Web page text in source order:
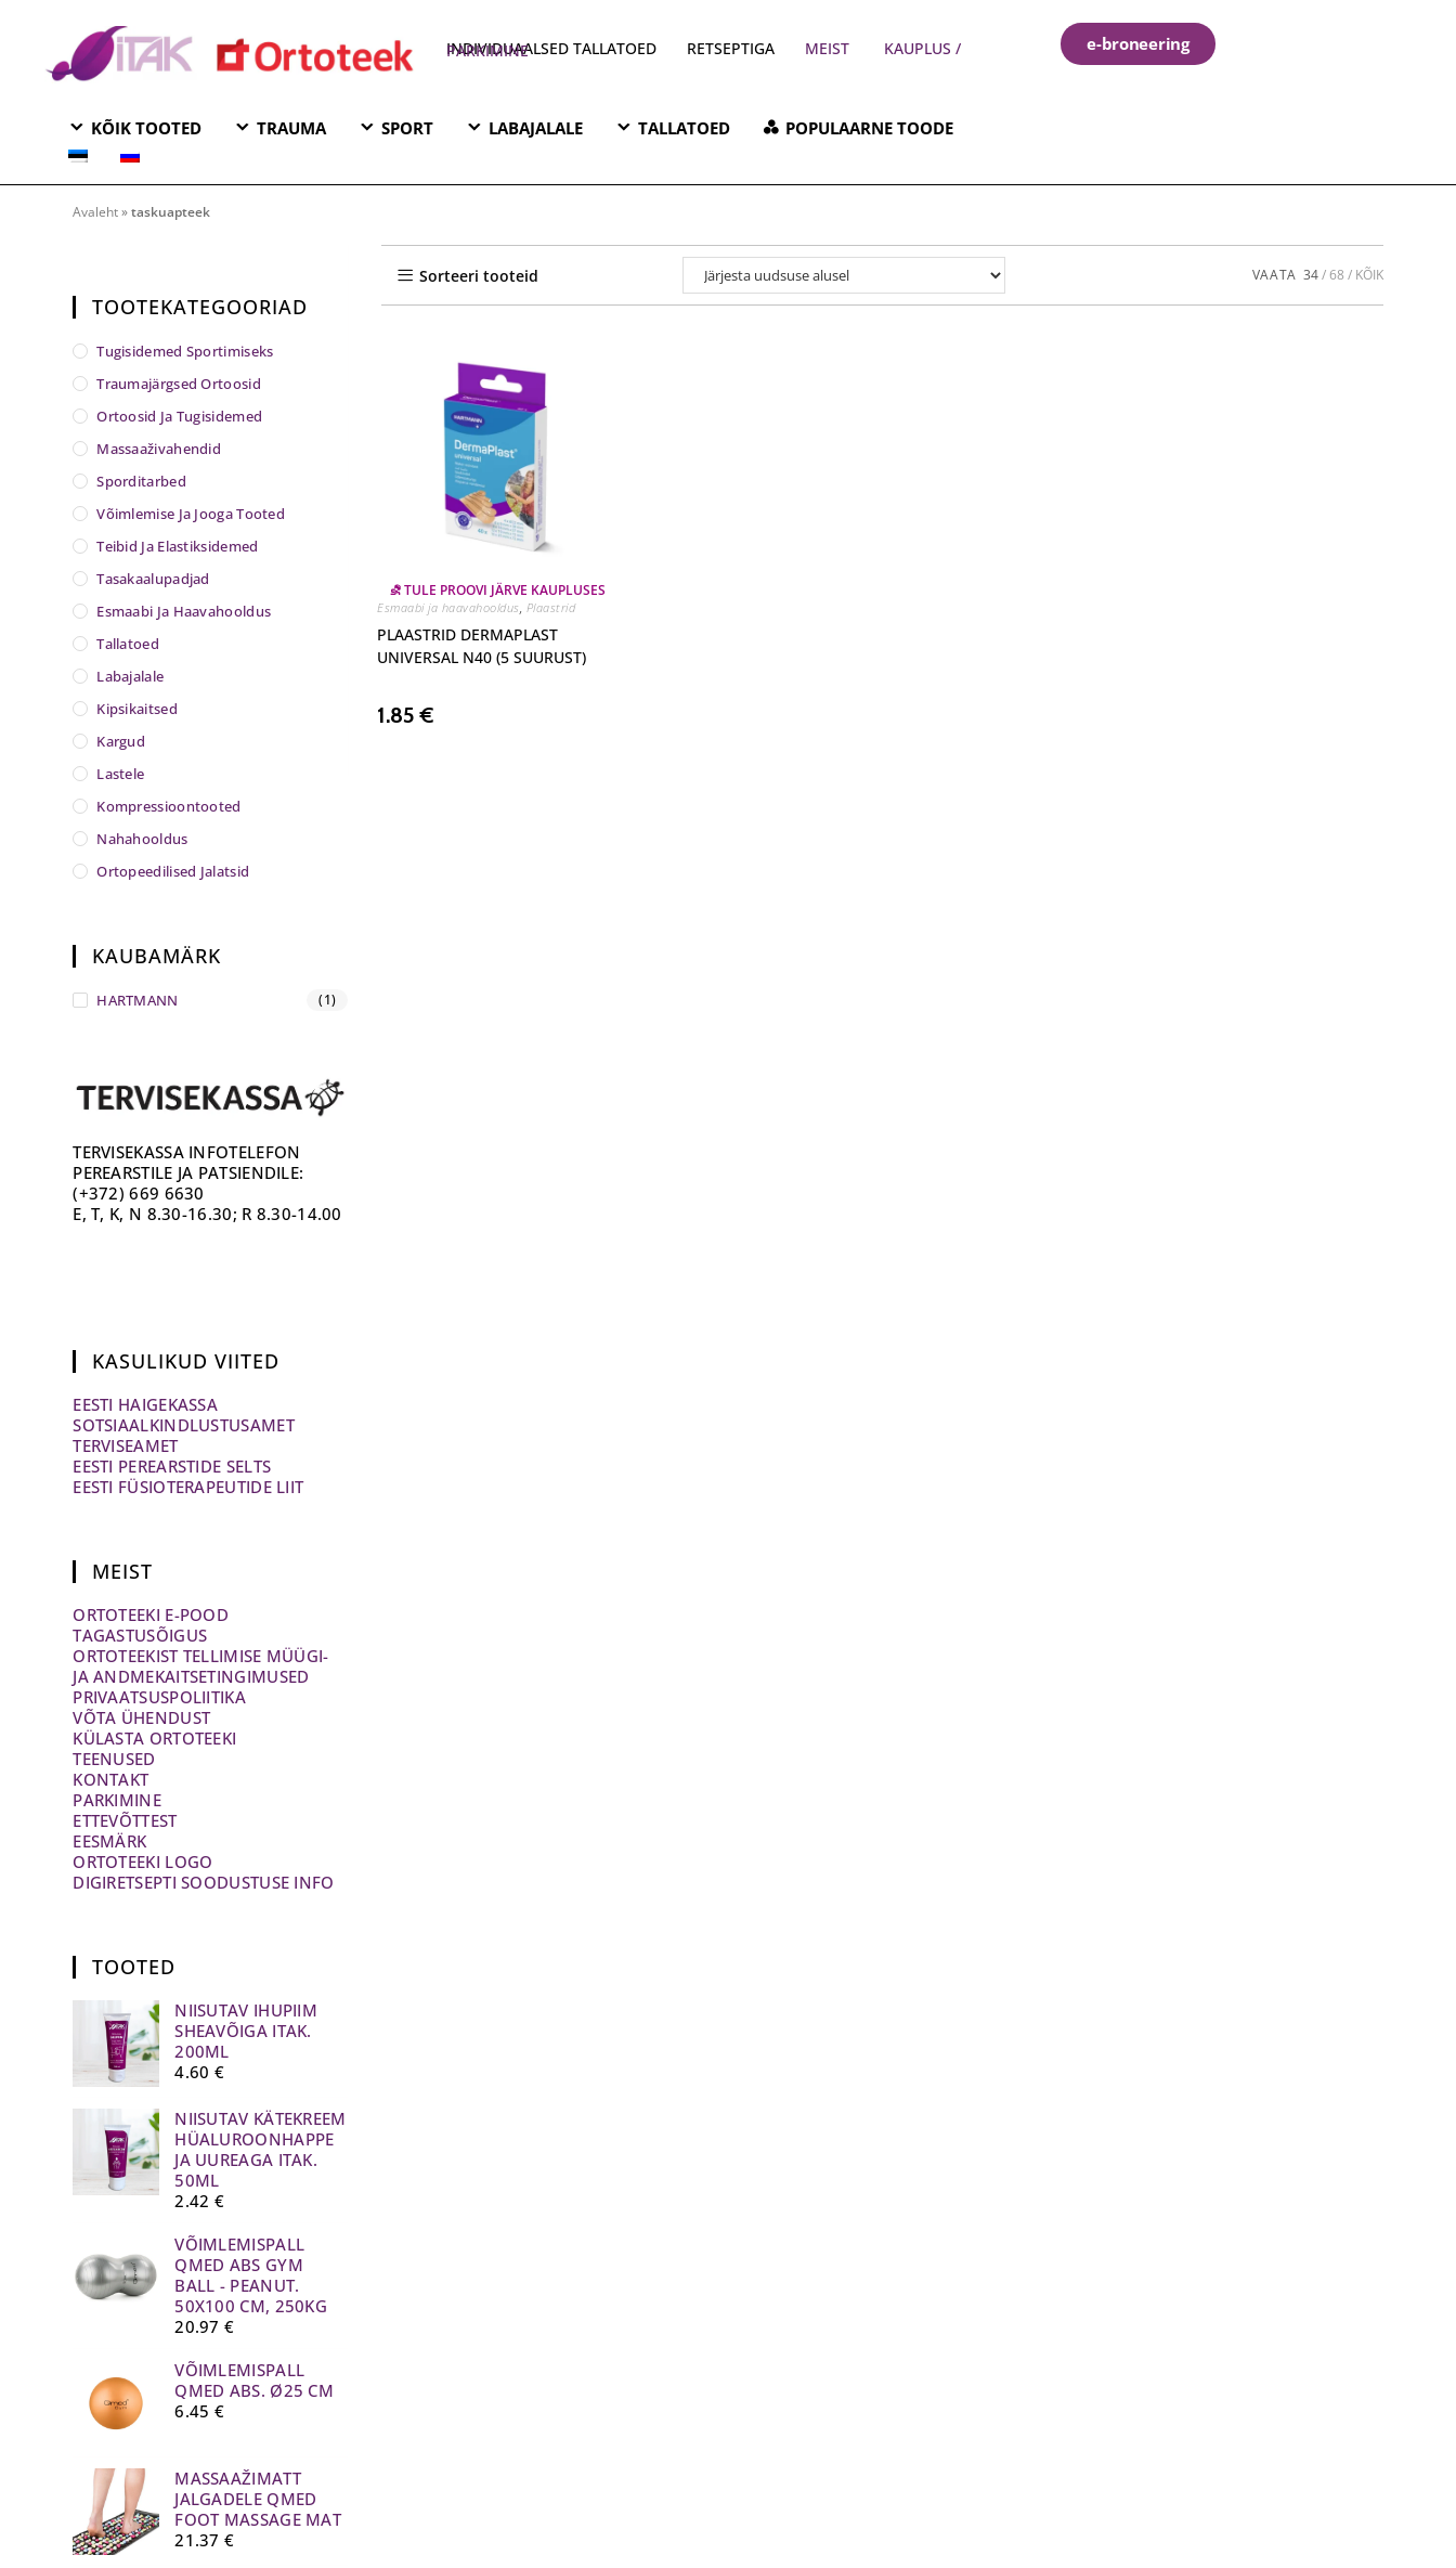
INDIVIDUAALSED TALLATOED RETSEPTIGA MEIST
KAUPLUS / PARKIMINE e-broneering
KÕIK TOOTED TRAUMA SPORT LABAJALALE TALLATOED POPULAARNE TOODE
Avaleht»taskuapteek
Sorteeri tooteid VAATA 34 68 KÕIK
⛐ TULE PROOVI JÄRVE KAUPLUSES
Esmaabi ja haavahooldus, Plaastrid
PLAASTRID DERMAPLAST
UNIVERSAL N40 (5 SUURUST)
1.85€
TOOTEKATEGOORIAD
Tugisidemed Sportimiseks
Traumajärgsed Ortoosid
Ortoosid Ja Tugisidemed
Massaaživahendid
Sporditarbed
Võimlemise Ja Jooga Tooted
Teibid Ja Elastiksidemed
Tasakaalupadjad
Esmaabi Ja Haavahooldus
Tallatoed
Labajalale
Kipsikaitsed
Kargud
Lastele
Kompressioontooted
Nahahooldus
Ortopeedilised Jalatsid
KAUBAMÄRK
HARTMANN (1)
TERVISEKASSA INFOTELEFON
PEREARSTILE JA PATSIENDILE:
(+372) 669 6630
E, T, K, N 8.30-16.30; R 8.30-14.00
KASULIKUD VIITED
EESTI HAIGEKASSA
SOTSIAALKINDLUSTUSAMET
TERVISEAMET
EESTI PEREARSTIDE SELTS
EESTI FÜSIOTERAPEUTIDE LIIT
MEIST
ORTOTEEKI E-POOD
TAGASTUSÕIGUS
ORTOTEEKIST TELLIMISE MÜÜGI-
JA ANDMEKAITSETINGIMUSED
PRIVAATSUSPOLIITIKA
VÕTA ÜHENDUST
KÜLASTA ORTOTEEKI
TEENUSED
KONTAKT
PARKIMINE
ETTEVÕTTEST
EESMÄRK
ORTOTEEKI LOGO
DIGIRETSEPTI SOODUSTUSE INFO
TOOTED
NIISUTAV IHUPIIM
SHEAVÕIGA ITAK.
200ML
4.60 €
NIISUTAV KÄTEKREEM
HÜALUROONHAPPE
JA UUREAGA ITAK.
50ML
2.42 €
VÕIMLEMISPALL
QMED ABS GYM
BALL - PEANUT.
50X100 CM, 250KG
20.97€
VÕIMLEMISPALL
QMED ABS. Ø25 CM
6.45 €
MASSAAŽIMATT
JALGADELE QMED
FOOT MASSAGE MAT
21.37€